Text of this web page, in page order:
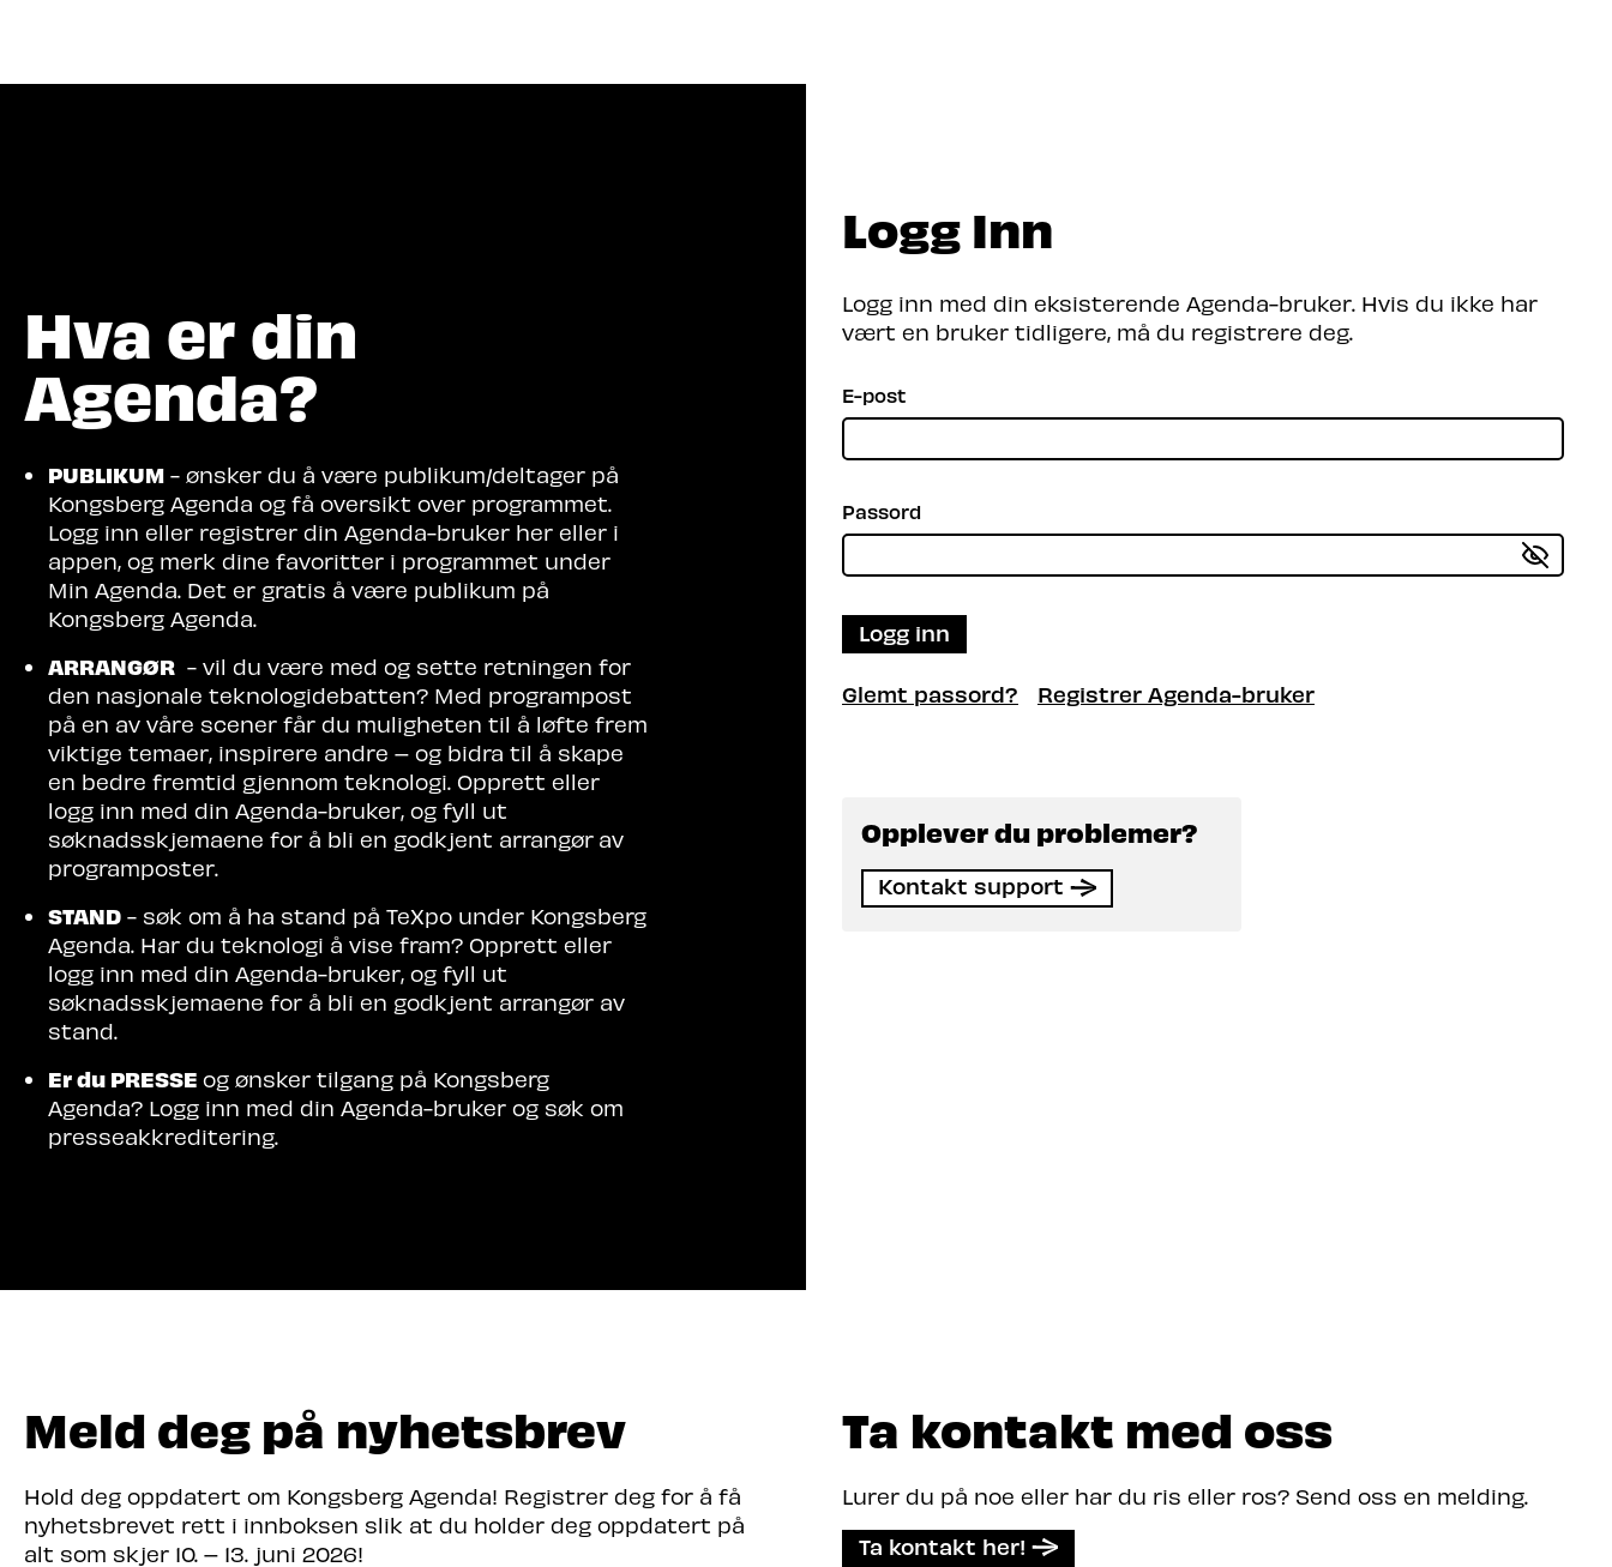
Hva leter du etter?
Hva er din
Agenda?
PUBLIKUM - ønsker du å være publikum/deltager på
Kongsberg Agenda og få oversikt over programmet.
Logg inn eller registrer din Agenda-bruker her eller i
appen, og merk dine favoritter i programmet under
Min Agenda. Det er gratis å være publikum på
Kongsberg Agenda.
ARRANGØR - vil du være med og sette retningen for
den nasjonale teknologidebatten? Med programpost
på en av våre scener får du muligheten til å løfte frem
viktige temaer, inspirere andre – og bidra til å skape
en bedre fremtid gjennom teknologi. Opprett eller
logg inn med din Agenda-bruker, og fyll ut
søknadsskjemaene for å bli en godkjent arrangør av
programposter.
STAND - søk om å ha stand på TeXpo under Kongsberg
Agenda. Har du teknologi å vise fram? Opprett eller
logg inn med din Agenda-bruker, og fyll ut
søknadsskjemaene for å bli en godkjent arrangør av
stand.
Er du PRESSE og ønsker tilgang på Kongsberg
Agenda? Logg inn med din Agenda-bruker og søk om
presseakkreditering.
Logg Inn
Logg inn med din eksisterende Agenda-bruker. Hvis du ikke har
vært en bruker tidligere, må du registrere deg.
E-post
Passord
Logg inn
Glemt passord? Registrer Agenda-bruker
Opplever du problemer?
Kontakt support
Meld deg på nyhetsbrev
Hold deg oppdatert om Kongsberg Agenda! Registrer deg for å få
nyhetsbrevet rett i innboksen slik at du holder deg oppdatert på
alt som skjer 10. – 13. juni 2026!
Ta kontakt med oss
Lurer du på noe eller har du ris eller ros? Send oss en melding.
Ta kontakt her!